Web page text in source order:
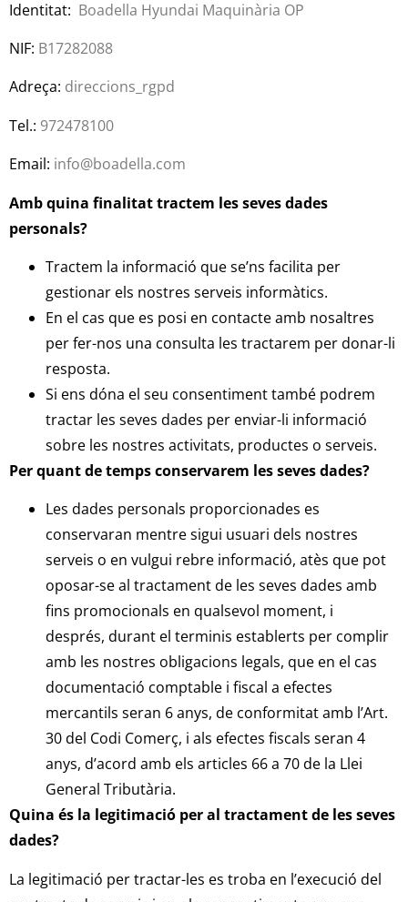
Identitat: Boadella Hyundai Maquinària OP
NIF: B17282088
Adreça: direccions_rgpd
Tel.: 972478100
Email: info@boadella.com
Amb quina finalitat tractem les seves dades
personals?
Tractem la informació que se’ns facilita per
gestionar els nostres serveis informàtics.
En el cas que es posi en contacte amb nosaltres
per fer-nos una consulta les tractarem per donar-li
resposta.
Si ens dóna el seu consentiment també podrem
tractar les seves dades per enviar-li informació
sobre les nostres activitats, productes o serveis.
Per quant de temps conservarem les seves dades?
Les dades personals proporcionades es
conservaran mentre sigui usuari dels nostres
serveis o en vulgui rebre informació, atès que pot
oposar-se al tractament de les seves dades amb
fins promocionals en qualsevol moment, i
després, durant el terminis establerts per complir
amb les nostres obligacions legals, que en el cas
documentació comptable i fiscal a efectes
mercantils seran 6 anys, de conformitat amb l’Art.
30 del Codi Comerç, i als efectes fiscals seran 4
anys, d’acord amb els articles 66 a 70 de la Llei
General Tributària.
Quina és la legitimació per al tractament de les seves
dades?
La legitimació per tractar-les es troba en l’execució del